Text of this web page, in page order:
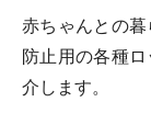
赤ちゃんとの
防止用の各種
介します。